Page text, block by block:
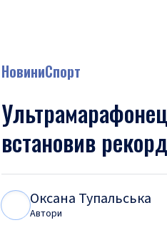
НовиниСпорт
встановив
Оксана Тупальська
Автори